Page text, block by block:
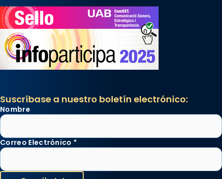
Suscríbase a nuestro boletín electrónico:
Nombre
Correo Electrónico *